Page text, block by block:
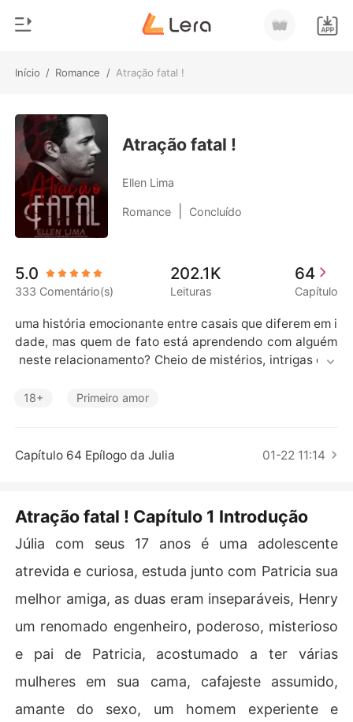
Início / Romance / Atração fatal !
Loja
Histórico
Sair
Baixar App
Gênero
Moderno
Lobisomem
Contos
Bilionários
Contos Curtos
Atração fatal !
Ellen Lima
Romance Concluído
5.0
333 Comentário(s)
202.1K
Leituras
64
Capítulo
uma história emocionante entre casais que diferem em i
dade, mas quem de fato está aprendendo com alguém
neste relacionamento? Cheio de mistérios, intrigas e m
18+ Primeiro amor
Capítulo 64 Epílogo da Julia 01-22 11:14
Atração fatal ! Capítulo 1 Introdução
Júlia com seus 17 anos é uma adolescente
atrevida e curiosa, estuda junto com Patricia sua
melhor amiga, as duas eram inseparáveis, Henry
um renomado engenheiro, poderoso, misterioso
e pai de Patricia, acostumado a ter várias
mulheres em sua cama, cafajeste assumido,
amante do sexo, um homem experiente e